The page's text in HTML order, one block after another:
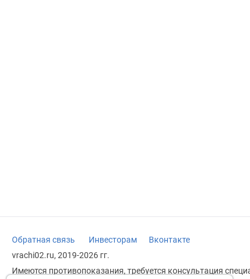
Обратная связь Инвесторам
Вконтакте
vrachi02.ru, 2019-2026 гг.
Имеются противопоказания, требуется консультация